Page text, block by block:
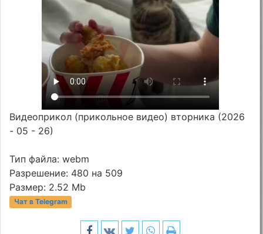
Видеоприкол (прикольное видео) вторника (2026
- 05 - 26)
Тип файла: webm
Разрешение: 480 на 509
Размер: 2.52 Mb
Чат в Telegram